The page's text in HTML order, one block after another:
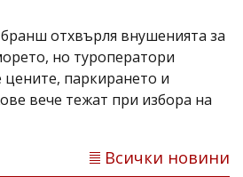
отхвърля внушенията за
но туроператори
паркирането и
вече тежат при избора на
Всички новини